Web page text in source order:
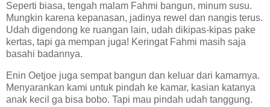
Seperti biasa, tengah malam Fahmi bangun, minum susu.
Mungkin karena kepanasan, jadinya rewel dan nangis terus.
Udah digendong ke ruangan lain, udah dikipas-kipas pake
kertas, tapi ga mempan juga! Keringat Fahmi masih saja
basahi badannya.
Enin Oetjoe juga sempat bangun dan keluar dari kamarnya.
Menyarankan kami untuk pindah ke kamar, kasian katanya
anak kecil ga bisa bobo. Tapi mau pindah udah tanggung.